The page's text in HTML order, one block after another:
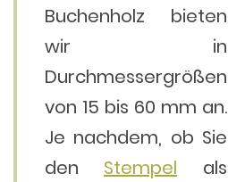
Buchenholz bieten
wir in
Durchmessergrößen
von 15 bis 60 mm an.
Je nachdem, ob Sie
den Stempel als